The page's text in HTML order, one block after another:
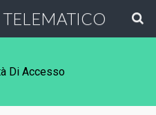
TELEMATICO
Di Accesso